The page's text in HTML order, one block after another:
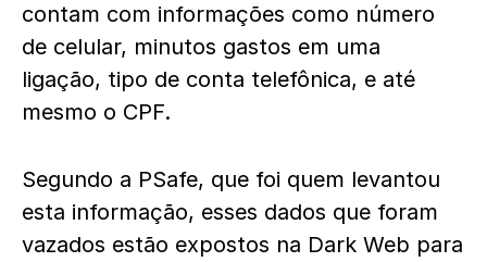
contam com informações como número
de celular, minutos gastos em uma
ligação, tipo de conta telefônica, e até
mesmo o CPF.
Segundo a PSafe, que foi quem levantou
esta informação, esses dados que foram
vazados estão expostos na Dark Web para